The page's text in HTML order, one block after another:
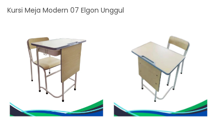
Kursi Meja Modern 07 Elgon Unggul